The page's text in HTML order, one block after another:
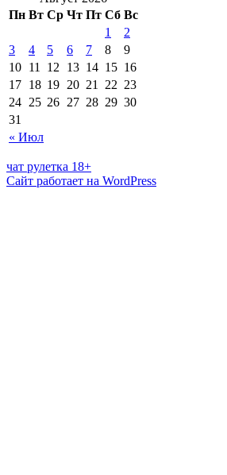
Пн Вт Ср Чт Пт Сб Вс
« Июл
1
2
3
4 5 6 7 8
9
10 11 12 13 14 15 16
17 18 19 20 21 22 23
24 25 26 27 28 29 30
31
чат рулетка 18+
Сайт работает на WordPress